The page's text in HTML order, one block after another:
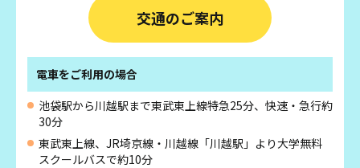
交通のご案内
電車をご利用の場合
池袋駅から川越駅まで東武東上線特急25分、快速・急行約
30分
東武東上線、JR埼京線・川越線「川越駅」より大学無料
スクールバスで約10分